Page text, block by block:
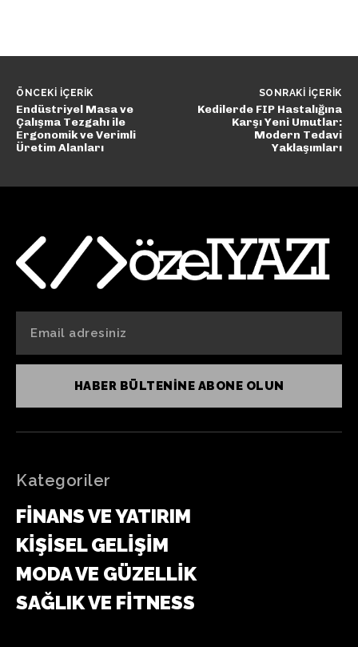
ÖNCEKI İÇERIK
Endüstriyel Masa ve
Çalışma Tezgahı ile
Ergonomik ve Verimli
Üretim Alanları
SONRAKI İÇERIK
Kedilerde FIP Hastalığına
Karşı Yeni Umutlar:
Modern Tedavi
Yaklaşımları
HABER BÜLTENINE ABONE OLUN
Kategoriler
FINANS VE YATIRIM
KIŞISEL GELIŞIM
MODA VE GÜZELLIK
SAĞLIK VE FITNESS